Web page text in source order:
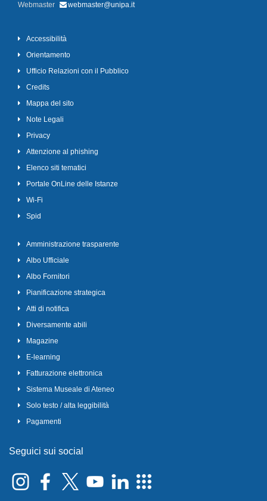
Webmaster
webmaster@unipa.it
Accessibilità
Orientamento
Ufficio Relazioni con il Pubblico
Credits
Mappa del sito
Note Legali
Privacy
Attenzione al phishing
Elenco siti tematici
Portale OnLine delle Istanze
Wi-Fi
Spid
Amministrazione trasparente
Albo Ufficiale
Albo Fornitori
Pianificazione strategica
Atti di notifica
Diversamente abili
Magazine
E-learning
Fatturazione elettronica
Sistema Museale di Ateneo
Solo testo / alta leggibilità
Pagamenti
Seguici sui social